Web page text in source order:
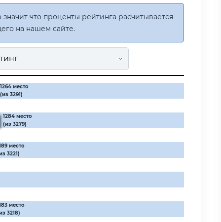
что проценты рейтинга расчитывается
на нашем сайте.
1264 место
(из 3291)
1284 место
(из 3279)
место
3221)
место
3218)